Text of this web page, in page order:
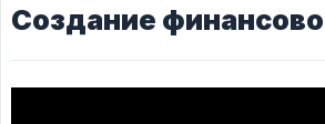
Создание